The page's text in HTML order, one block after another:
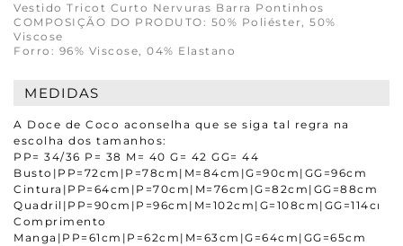
Vestido Tricot Curto Nervuras Barra Pontinhos
COMPOSIÇÃO DO PRODUTO: 50% Poliéster, 50%
Viscose
Forro: 96% Viscose, 04% Elastano
MEDIDAS
A Doce de Coco aconselha que se siga tal regra na
escolha dos tamanhos:
PP= 34/36 P= 38 M= 40 G= 42 GG= 44
Busto|PP=72cm|P=78cm|M=84cm|G=90cm|GG=96cm
Cintura|PP=64cm|P=70cm|M=76cm|G=82cm|GG=88cm
Quadril|PP=90cm|P=96cm|M=102cm|G=108cm|GG=114cm
Comprimento
Manga|PP=61cm|P=62cm|M=63cm|G=64cm|GG=65cm